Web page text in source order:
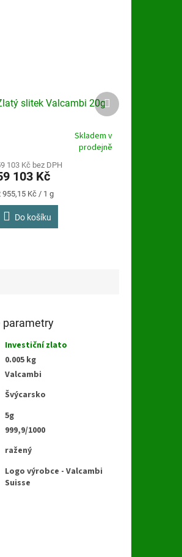
slitek Valcambi 20g
hvězdiček.
Skladem v
prodejně
103 Kč bez DPH
103 Kč
955,15 Kč / 1 g
Do košíku
Další
produkt
parametry
Investiční zlato
0.005 kg
Valcambi
Švýcarsko
5g
999,9/1000
ražený
Logo výrobce - Valcambi
Suisse